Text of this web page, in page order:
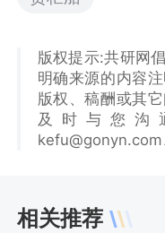
版权提示:共研网
明确来源的内容
版权、稿酬或其
及时与您沟
kefu@gonyn.com
相关推荐